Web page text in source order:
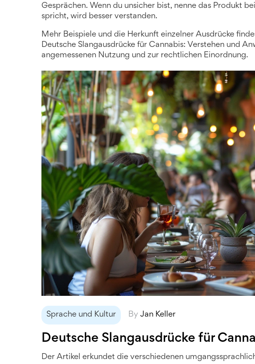
Gesprächen. Wenn du unsicher bist, nenne das Produkt
spricht, wird besser verstanden.
Mehr Beispiele und die Herkunft einzelner Ausdrücke
Deutsche Slangausdrücke für Cannabis: Verstehen und
angemessenen Nutzung und zur rechtlichen Einordnung.
Sprache und Kultur By Jan Keller
Deutsche Slangausdrücke für
Der Artikel erkundet die verschiedenen